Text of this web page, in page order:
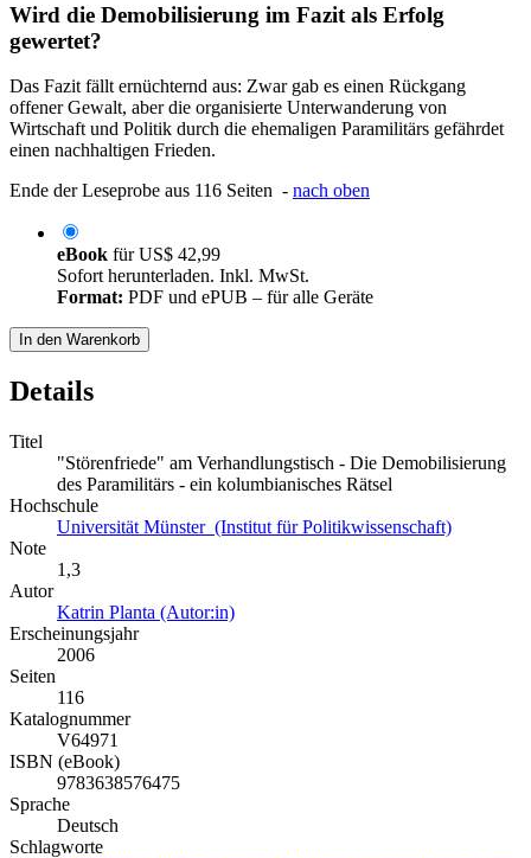
Wird die Demobilisierung im Fazit als Erfolg
gewertet?
Das Fazit fällt ernüchternd aus: Zwar gab es einen Rückgang
offener Gewalt, aber die organisierte Unterwanderung von
Wirtschaft und Politik durch die ehemaligen Paramilitärs gefährdet
einen nachhaltigen Frieden.
Ende der Leseprobe aus 116 Seiten - nach oben
eBook fürUS$ 42,99
Sofort herunterladen. Inkl. MwSt.
Format: PDF und ePUB – für alle Geräte
In den Warenkorb
Details
Titel
"Störenfriede" am Verhandlungstisch - Die Demobilisierung
des Paramilitärs - ein kolumbianisches Rätsel
Hochschule
Universität Münster (Institut für Politikwissenschaft)
Note
1,3
Autor
Katrin Planta (Autor:in)
Erscheinungsjahr
2006
Seiten
116
Katalognummer
V64971
ISBN (eBook)
9783638576475
Sprache
Deutsch
Schlagworte